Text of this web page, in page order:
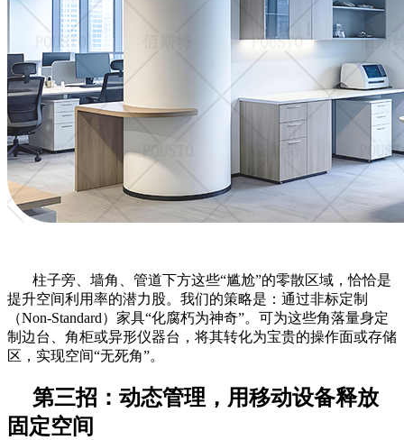
柱子旁、墙角、管道下方这些“尴尬”的零散区域，恰恰是
提升空间利用率的潜力股。我们的策略是：通过非标定制
（Non-Standard）家具“化腐朽为神奇”。可为这些角落量身定
制边台、角柜或异形仪器台，将其转化为宝贵的操作面或存储
区，实现空间“无死角”。
第三招：动态管理，用移动设备释放
固定空间